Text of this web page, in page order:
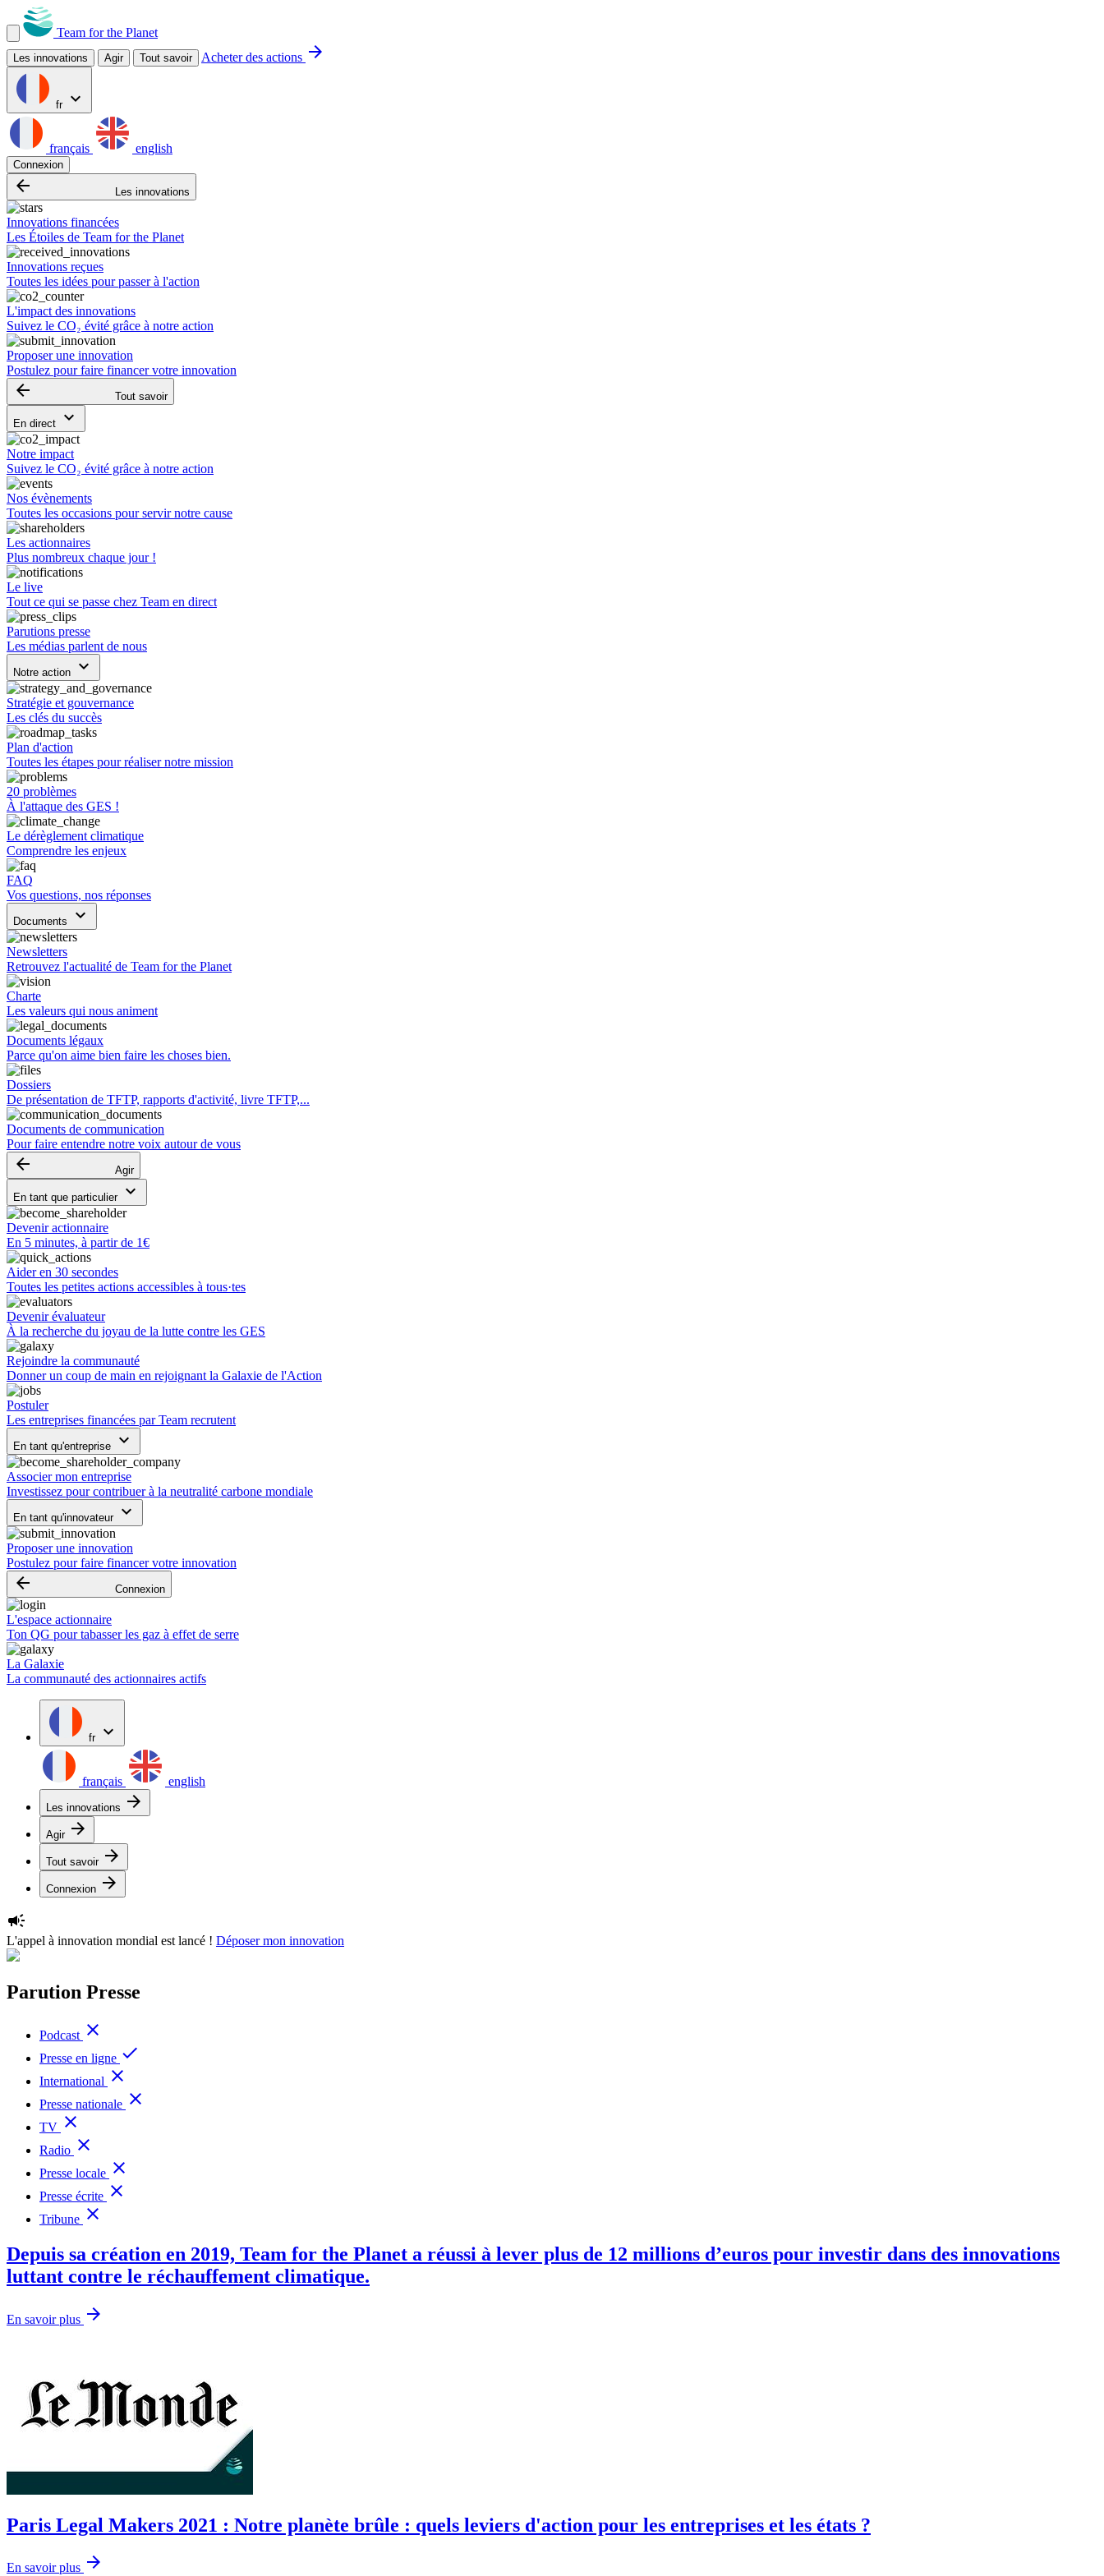
Team for the Planet
Les innovations Agir Tout savoir Acheter des actions arrow_forward
fr expand_more
français english
Connexion
arrow_backward Les innovations
Innovations financées
Les Étoiles de Team for the Planet
Innovations reçues
Toutes les idées pour passer à l'action
L'impact des innovations
Suivez le CO₂ évité grâce à notre action
Proposer une innovation
Postulez pour faire financer votre innovation
arrow_backward Tout savoir
En direct keyboard_arrow_down
Notre impact
Suivez le CO₂ évité grâce à notre action
Nos évènements
Toutes les occasions pour servir notre cause
Les actionnaires
Plus nombreux chaque jour !
Le live
Tout ce qui se passe chez Team en direct
Parutions presse
Les médias parlent de nous
Notre action keyboard_arrow_down
Stratégie et gouvernance
Les clés du succès
Plan d'action
Toutes les étapes pour réaliser notre mission
20 problèmes
À l'attaque des GES !
Le dérèglement climatique
Comprendre les enjeux
FAQ
Vos questions, nos réponses
Documents keyboard_arrow_down
Newsletters
Retrouvez l'actualité de Team for the Planet
Charte
Les valeurs qui nous animent
Documents légaux
Parce qu'on aime bien faire les choses bien.
Dossiers
De présentation de TFTP, rapports d'activité, livre TFTP,...
Documents de communication
Pour faire entendre notre voix autour de vous
arrow_backward Agir
En tant que particulier keyboard_arrow_down
Devenir actionnaire
En 5 minutes, à partir de 1€
Aider en 30 secondes
Toutes les petites actions accessibles à tous·tes
Devenir évaluateur
À la recherche du joyau de la lutte contre les GES
Rejoindre la communauté
Donner un coup de main en rejoignant la Galaxie de l'Action
Postuler
Les entreprises financées par Team recrutent
En tant qu'entreprise keyboard_arrow_down
Associer mon entreprise
Investissez pour contribuer à la neutralité carbone mondiale
En tant qu'innovateur keyboard_arrow_down
Proposer une innovation
Postulez pour faire financer votre innovation
arrow_backward Connexion
L'espace actionnaire
Ton QG pour tabasser les gaz à effet de serre
La Galaxie
La communauté des actionnaires actifs
fr expand_more
français english
Les innovations arrow_forward
Agir arrow_forward
Tout savoir arrow_forward
Connexion arrow_forward
campaign
L'appel à innovation mondial est lancé ! Déposer mon innovation
Parution Presse
Podcast close
Presse en ligne done
International close
Presse nationale close
TV close
Radio close
Presse locale close
Presse écrite close
Tribune close
Depuis sa création en 2019, Team for the Planet a réussi à lever plus de 12 millions d’euros pour investir dans des innovations
luttant contre le réchauffement climatique.
En savoir plus arrow_forward
Paris Legal Makers 2021 : Notre planète brûle : quels leviers d'action pour les entreprises et les états ?
En savoir plus arrow_forward